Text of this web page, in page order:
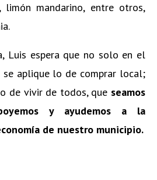
limón mandarino, entre otros,
Luis espera que no solo en el
aplique lo de comprar local;
de vivir de todos, que seamos
y ayudemos a la
de nuestro municipio.